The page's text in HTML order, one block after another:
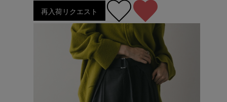
再入荷リクエスト